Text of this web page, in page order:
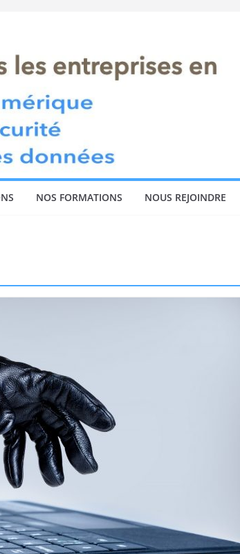
NOS FORMATIONS NOUS REJOINDRE